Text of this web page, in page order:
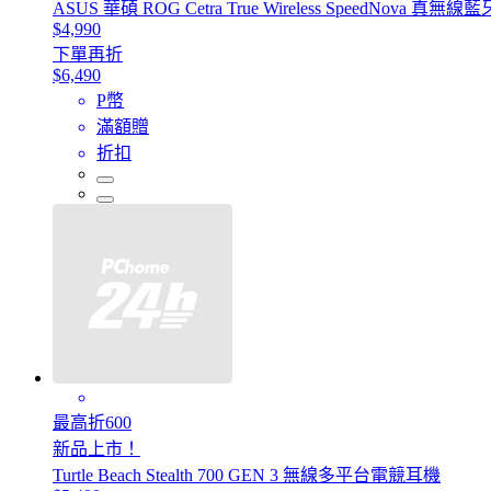
ASUS 華碩 ROG Cetra True Wireless SpeedNova 真無線藍
$4,990
下單再折
$6,490
P幣
滿額贈
折扣
最高折600
新品上市！
Turtle Beach Stealth 700 GEN 3 無線多平台電競耳機